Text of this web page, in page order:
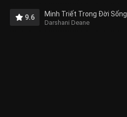
9.6 Minh Triết Trong Đời Sống
Darshani Deane